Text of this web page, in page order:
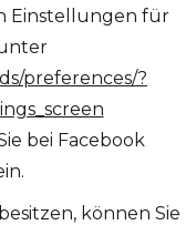
Einstellungen für
preferences/?
bei Facebook
können Sie